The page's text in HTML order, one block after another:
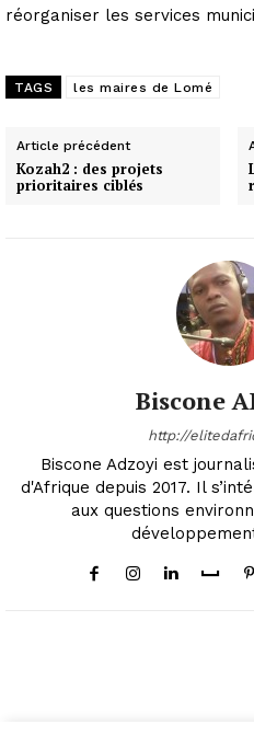
réorganiser les services
TAGS les maires de Lomé
Article précédent
Kozah2 : des projets
prioritaires ciblés
Biscone
http://
Biscone Adzoyi est
d'Afrique depuis 2017. Il
aux questions